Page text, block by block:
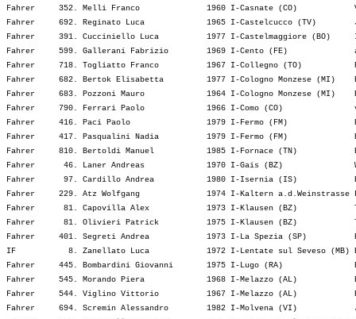
Fahrer     352. Melli Franco              1960 I-Casnate (CO)
Fahrer     692. Reginato Luca             1965 I-Castelcucco (TV)
Fahrer     391. Cucciniello Luca          1977 I-Castelmaggiore (BO)
Fahrer     599. Gallerani Fabrizio        1969 I-Cento (FE)
Fahrer     718. Togliatto Franco          1967 I-Collegno (TO)
Fahrer     682. Bertok Elisabetta         1977 I-Cologno Monzese (MI)
Fahrer     683. Pozzoni Mauro             1964 I-Cologno Monzese (MI)
Fahrer     790. Ferrari Paolo             1966 I-Como (CO)
Fahrer     416. Paci Paolo                1979 I-Fermo (FM)
Fahrer     417. Pasqualini Nadia          1979 I-Fermo (FM)
Fahrer     810. Bertoldi Manuel           1985 I-Fornace (TN)
Fahrer      46. Laner Andreas             1970 I-Gais (BZ)
Fahrer      97. Cardillo Andrea           1980 I-Isernia (IS)
Fahrer     229. Atz Wolfgang              1974 I-Kaltern a.d.Weinstrasse
Fahrer      81. Capovilla Alex            1973 I-Klausen (BZ)
Fahrer      81. Olivieri Patrick          1975 I-Klausen (BZ)
Fahrer     401. Segreti Andrea            1973 I-La Spezia (SP)
IF           8. Zanellato Luca            1972 I-Lentate sul Seveso (MB)
Fahrer     445. Bombardini Giovanni       1975 I-Lugo (RA)
Fahrer     545. Morando Piera             1968 I-Melazzo (AL)
Fahrer     544. Viglino Vittorio          1967 I-Melazzo (AL)
Fahrer     694. Scremin Alessandro        1982 I-Molvena (VI)